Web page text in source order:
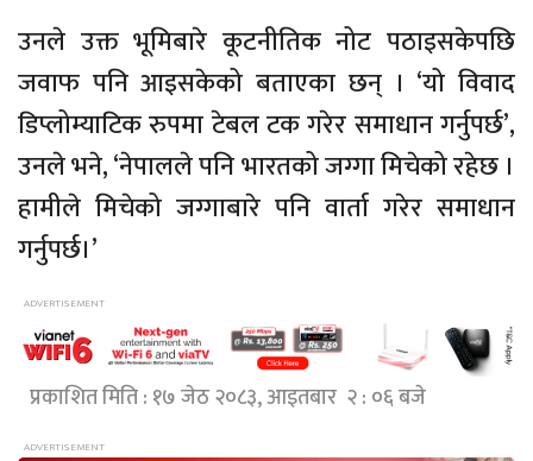
उनले उक्त भूमिबारे कूटनीतिक नोट पठाइसकेपछि
जवाफ पनि आइसकेको बताएका छन् । ‘यो विवाद
डिप्लोम्याटिक रुपमा टेबल टक गरेर समाधान गर्नुपर्छ’,
उनले भने, ‘नेपालले पनि भारतको जग्गा मिचेको रहेछ ।
हामीले मिचेको जग्गाबारे पनि वार्ता गरेर समाधान
गर्नुपर्छ।’
प्रकाशित मिति : १७ जेठ २०८३, आइतबार २ : ०६ बजे